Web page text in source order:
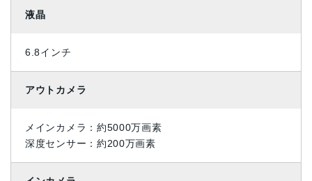
液晶
6.8インチ
アウトカメラ
メインカメラ：約5000万画素
深度センサー：約200万画素